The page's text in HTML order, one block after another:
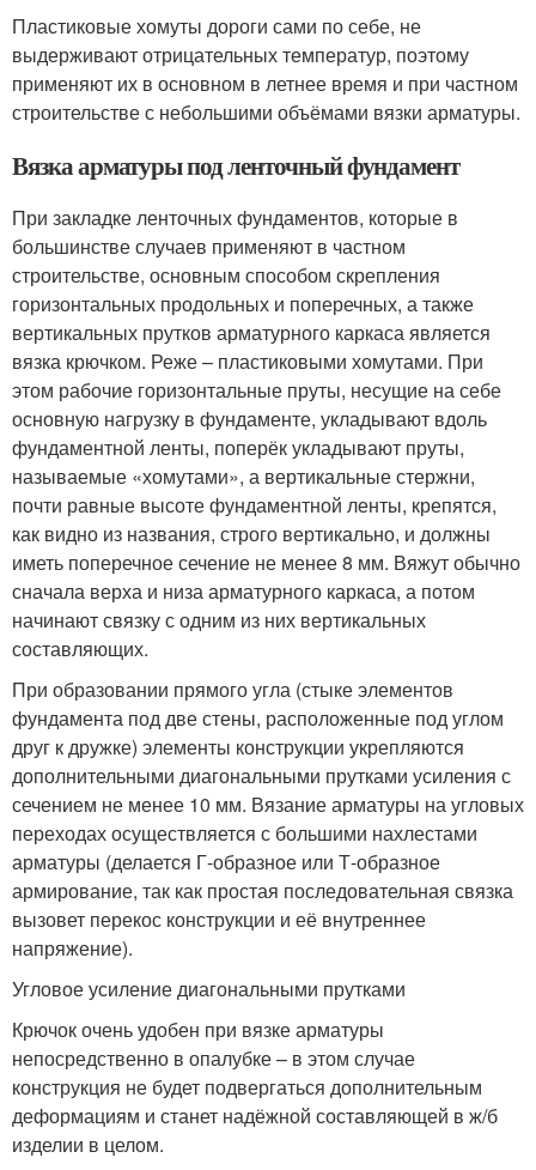
Пластиковые хомуты дороги сами по себе, не
выдерживают отрицательных температур, поэтому
применяют их в основном в летнее время и при частном
строительстве с небольшими объёмами вязки арматуры.
Вязка арматуры под ленточный фундамент
При закладке ленточных фундаментов, которые в
большинстве случаев применяют в частном
строительстве, основным способом скрепления
горизонтальных продольных и поперечных, а также
вертикальных прутков арматурного каркаса является
вязка крючком. Реже – пластиковыми хомутами. При
этом рабочие горизонтальные пруты, несущие на себе
основную нагрузку в фундаменте, укладывают вдоль
фундаментной ленты, поперёк укладывают пруты,
называемые «хомутами», а вертикальные стержни,
почти равные высоте фундаментной ленты, крепятся,
как видно из названия, строго вертикально, и должны
иметь поперечное сечение не менее 8 мм. Вяжут обычно
сначала верха и низа арматурного каркаса, а потом
начинают связку с одним из них вертикальных
составляющих.
При образовании прямого угла (стыке элементов
фундамента под две стены, расположенные под углом
друг к дружке) элементы конструкции укрепляются
дополнительными диагональными прутками усиления с
сечением не менее 10 мм. Вязание арматуры на угловых
переходах осуществляется с большими нахлестами
арматуры (делается Г-образное или Т-образное
армирование, так как простая последовательная связка
вызовет перекос конструкции и её внутреннее
напряжение).
Угловое усиление диагональными прутками
Крючок очень удобен при вязке арматуры
непосредственно в опалубке – в этом случае
конструкция не будет подвергаться дополнительным
деформациям и станет надёжной составляющей в ж/б
изделии в целом.